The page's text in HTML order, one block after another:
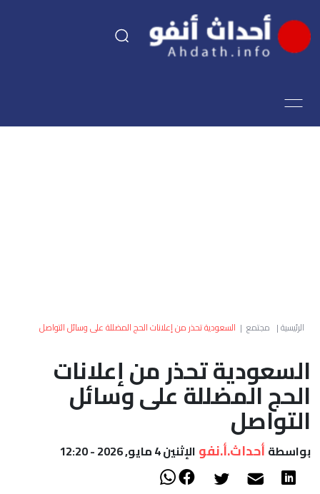
اقتصاد
العالم
أعمدة
الصحراء
الرئيسية| مجتمع | السعودية تحذر من إعلانات الحج المضللة على وسائل التواصل
السعودية تحذر من إعلانات
الحج المضللة على وسائل
التواصل
بواسطة أحداث.أ.نفو الإثنين 4 مايو, 2026 - 12:20